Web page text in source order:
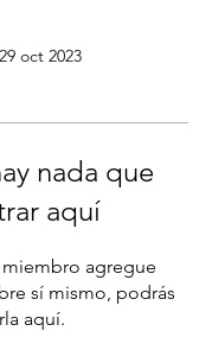
oct 2023
nada que
aquí
agregue
sí mismo, podrás
aquí.